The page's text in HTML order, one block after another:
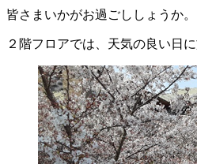
皆さまいかがお過ごししょうか。
２階フロアでは、天気の良い日